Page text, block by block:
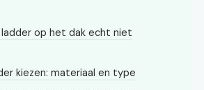
ladder op het dak echt niet
kiezen: materiaal en type